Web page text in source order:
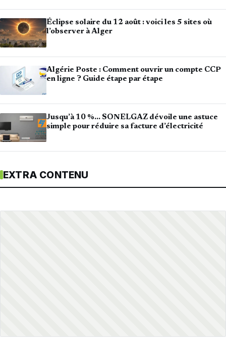
Éclipse solaire du 12 août : voici les 5 sites où
l’observer à Alger
Algérie Poste : Comment ouvrir un compte CCP
en ligne ? Guide étape par étape
Jusqu’à 10 %… SONELGAZ dévoile une astuce
simple pour réduire sa facture d’électricité
EXTRA CONTENU